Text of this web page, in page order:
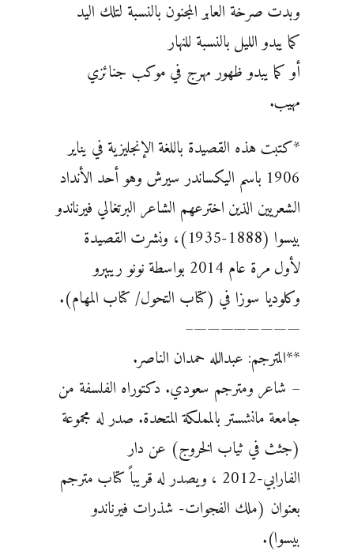
وبدت صرخة العابر المجنون بالنسبة لتلك اليد
كما يبدو الليل بالنسبة للنهار
أو كما يبدو ظهور مهرج في موكب جنائزي
مهيب.
*كتبت هذه القصيدة باللغة الإنجليزية في يناير
1906 باسم اليكساندر سيرش وهو أحد الأنداد
الشعريين الذين اخترعهم الشاعر البرتغالي فيرناندو
بيسوا (1888-1935)، ونشرت القصيدة
لأول مرة عام 2014 بواسطة نونو ريبيرو
وكلوديا سوزا في (كتاب التحول/ كتاب المهام).
————————–
**المترجم: عبدالله حمدان الناصر.
– شاعر ومترجم سعودي. دكتوراه الفلسفة من
جامعة مانشستر بالمملكة المتحدة. صدر له مجموعة
(جثث في ثياب الخروج) عن دار
الفارابي-2012 ، ويصدر له قريباً كتاب مترجم
بعنوان (ملك الفجوات- شذرات فيرناندو
بيسوا).